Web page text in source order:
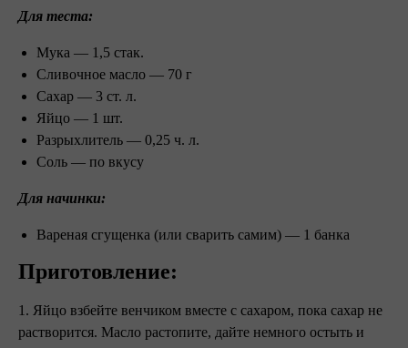
Для теста:
Мука — 1,5 стак.
Сливочное масло — 70 г
Сахар — 3 ст. л.
Яйцо — 1 шт.
Разрыхлитель — 0,25 ч. л.
Соль — по вкусу
Для начинки:
Вареная сгущенка (или сварить самим) — 1 банка
Приготовление:
1. Яйцо взбейте венчиком вместе с сахаром, пока сахар не
растворится. Масло растопите, дайте немного остыть и